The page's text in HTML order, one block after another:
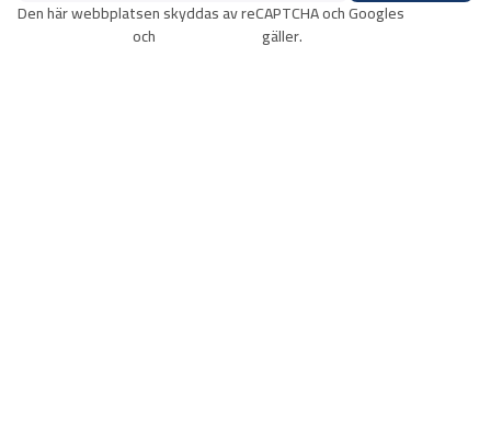
Den här webbplatsen skyddas av reCAPTCHA och Googles
och gäller.